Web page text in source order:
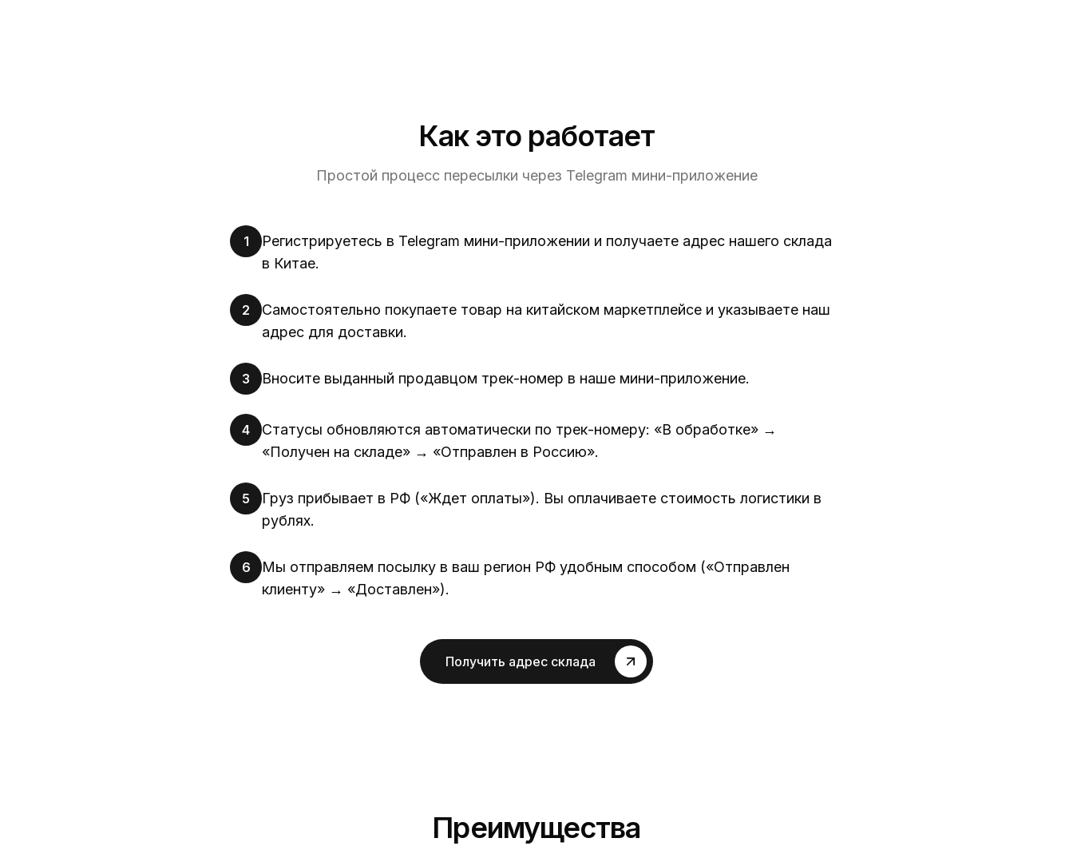
Как это работает
Простой процесс пересылки через Telegram мини-приложение
1
Регистрируетесь в Telegram мини-приложении и получаете адрес нашего склада
в Китае.
2
Самостоятельно покупаете товар на китайском маркетплейсе и указываете наш
адрес для доставки.
3 Вносите выданный продавцом трек-номер в наше мини-приложение.
4
Статусы обновляются автоматически по трек-номеру: «В обработке» →
«Получен на складе» → «Отправлен в Россию».
5
Груз прибывает в РФ («Ждет оплаты»). Вы оплачиваете стоимость логистики в
рублях.
6
Мы отправляем посылку в ваш регион РФ удобным способом («Отправлен
клиенту» → «Доставлен»).
Получить адрес склада
Преимущества